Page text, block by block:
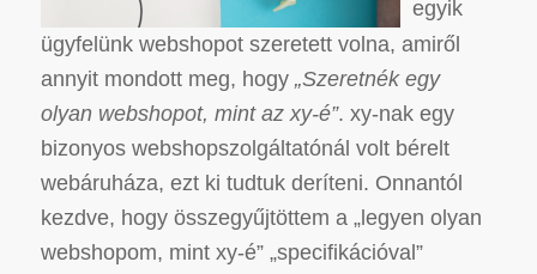
egyik
ügyfelünk webshopot szeretett volna, amiről
annyit mondott meg, hogy „Szeretnék egy
olyan webshopot, mint az xy-é”. xy-nak egy
bizonyos webshopszolgáltatónál volt bérelt
webáruháza, ezt ki tudtuk deríteni. Onnantól
kezdve, hogy összegyűjtöttem a „legyen olyan
webshopom, mint xy-é” „specifikációval”